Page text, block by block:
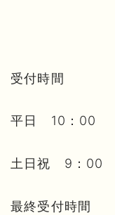
受付時間
平日 10：00
土日祝 9：00
最終受付時間